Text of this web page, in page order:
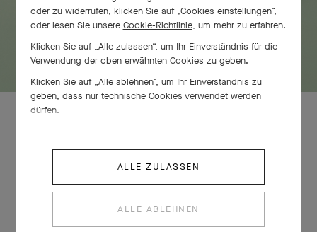
ENTDECKEN SIE
ANDERE
oder zu widerrufen, klicken Sie auf „Cookies einstellungen“,
oder lesen Sie unsere Cookie-Richtlinie, um mehr zu erfahren.
Klicken Sie auf „Alle zulassen“, um Ihr Einverständnis für die
Verwendung der oben erwähnten Cookies zu geben.
Klicken Sie auf „Alle ablehnen“, um Ihr Einverständnis zu
geben, dass nur technische Cookies verwendet werden
dürfen.
ALLE ZULASSEN
ALLE ABLEHNEN